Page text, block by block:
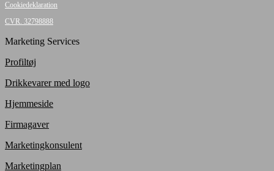
Cookiedeklaration
CVR. 32798888
Marketing Services
Profiltøj
Drikkevarer med logo
Hjemmeside
Firmagaver
Marketingkonsulent
Marketingplan